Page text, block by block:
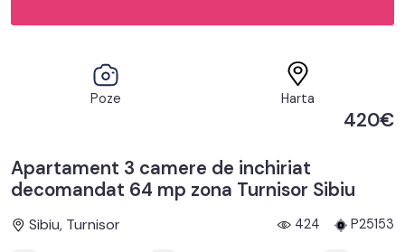
Poze Harta
420€
Apartament 3 camere de inchiriat
decomandat 64 mp zona Turnisor Sibiu
Sibiu, Turnisor 424 P25153